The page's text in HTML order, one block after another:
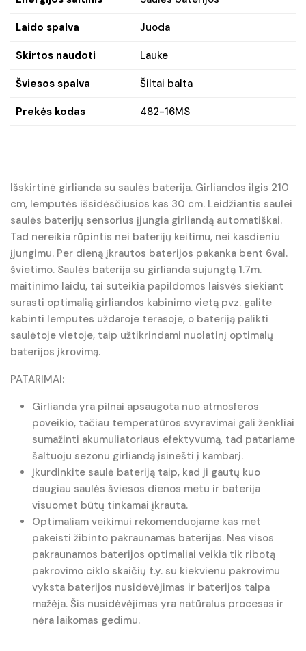
Laido spalva Juoda
Skirtos naudoti Lauke
Šviesos spalva Šiltai balta
Prekės kodas 482-16MS
Išskirtinė girlianda su saulės baterija. Girliandos ilgis 210
cm, lemputės išsidėsčiusios kas 30 cm. Leidžiantis saulei
saulės baterijų sensorius įjungia girliandą automatiškai.
Tad nereikia rūpintis nei baterijų keitimu, nei kasdieniu
įjungimu. Per dieną įkrautos baterijos pakanka bent 6val.
švietimo. Saulės baterija su girlianda sujungtą 1.7m.
maitinimo laidu, tai suteikia papildomos laisvės siekiant
surasti optimalią girliandos kabinimo vietą pvz. galite
kabinti lemputes uždaroje terasoje, o bateriją palikti
saulėtoje vietoje, taip užtikrindami nuolatinį optimalų
baterijos įkrovimą.
PATARIMAI:
Girlianda yra pilnai apsaugota nuo atmosferos
poveikio, tačiau temperatūros svyravimai gali ženkliai
sumažinti akumuliatoriaus efektyvumą, tad patariame
šaltuoju sezonu girliandą įsinešti į kambarį.
Įkurdinkite saulė bateriją taip, kad ji gautų kuo
daugiau saulės šviesos dienos metu ir baterija
visuomet būtų tinkamai įkrauta.
Optimaliam veikimui rekomenduojame kas met
pakeisti žibinto pakraunamas baterijas. Nes visos
pakraunamos baterijos optimaliai veikia tik ribotą
pakrovimo ciklo skaičių t.y. su kiekvienu pakrovimu
vyksta baterijos nusidėvėjimas ir baterijos talpa
mažėja. Šis nusidėvėjimas yra natūralus procesas ir
nėra laikomas gedimu.